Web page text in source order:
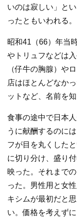
いのは寂しい」と
ったともいわれる。
昭和41（66）年当
やトリュフなどは
（仔牛の胸腺）や
店はほとんどなか
ットなど、名前を
食事の途中で日本
うに献酬するのに
フが目を丸くした
に切り分け、盛り
映った。それまで
った。男性用と女
キシムが最初だと
い。価格を考えず